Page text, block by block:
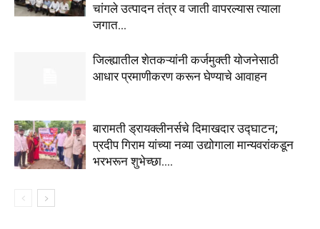
चांगले उत्पादन तंत्र व जाती वापरल्यास त्याला
जगात...
जिल्ह्यातील शेतकऱ्यांनी कर्जमुक्ती योजनेसाठी
आधार प्रमाणीकरण करून घेण्याचे आवाहन
बारामती ड्रायक्लीनर्सचे दिमाखदार उद्घाटन;
प्रदीप गिराम यांच्या नव्या उद्योगाला मान्यवरांकडून
भरभरून शुभेच्छा….